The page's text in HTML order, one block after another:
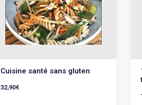
Cuisine santé sans gluten
32,90€